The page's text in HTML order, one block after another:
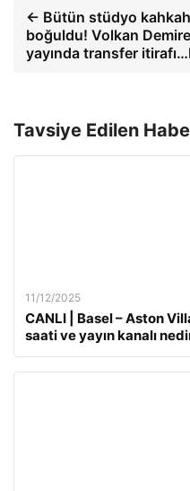
← Bütün stüdyo
boğuldu! Volkan
yayında transfer
Tavsiye Edilen
11/12/2025
CANLI | Basel – Aston
saati ve yayın kanalı